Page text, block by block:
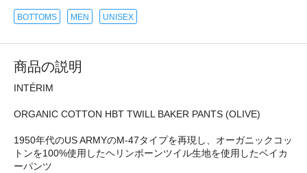
BOTTOMS MEN UNISEX
商品の説明
INTÉRIM
ORGANIC COTTON HBT TWILL BAKER PANTS (OLIVE)
1950年代のUS ARMYのM-47タイプを再現し、オーガニックコッ
トンを100%使用したヘリンボーンツイル生地を使用したベイカ
ーパンツ